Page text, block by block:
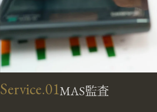
MAS監査
Service.01